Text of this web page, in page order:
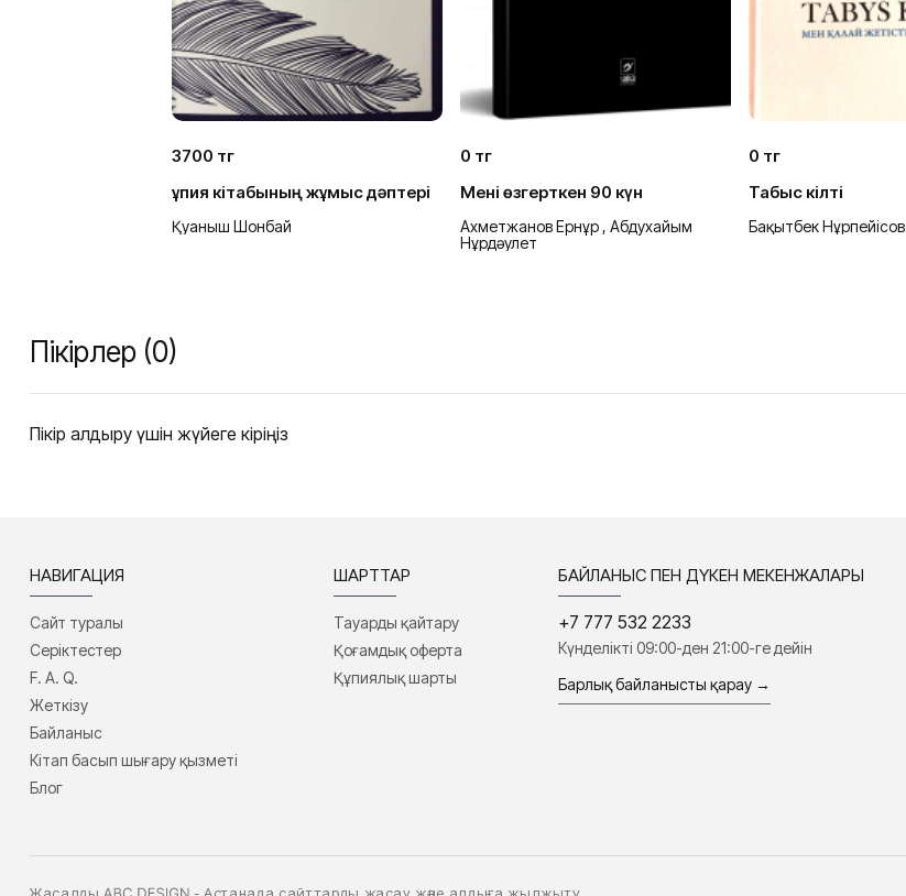
3700 тг
Құпия кітабының жұмыс дәптері
Қуаныш Шонбай
0 тг
Мені өзгерткен 90 күн
Ахметжанов Ернұр , Абдухайым
Нұрдәулет
0 тг
Табыс кілті
Бақытбек Нұрпейісов
Пікірлер (0)
Пікір қалдыру үшін жүйеге кіріңіз
НАВИГАЦИЯ
Сайт туралы
Серіктестер
F. A. Q.
Жеткізу
Байланыс
Кітап басып шығару қызметі
Блог
ШАРТТАР
Тауарды қайтару
Қоғамдық оферта
Құпиялық шарты
БАЙЛАНЫС ПЕН ДҮКЕН МЕКЕНЖАЛАРЫ
+7 777 532 2233
Күнделікті 09:00-ден 21:00-ге дейін
Барлық байланысты қарау →